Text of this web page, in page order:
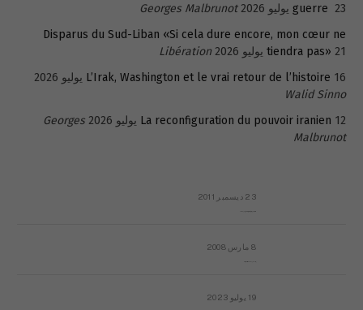
guerre 23 يوليو 2026
Georges Malbrunot
Disparus du Sud-Liban «Si cela dure encore, mon cœur ne
tiendra pas» 21 يوليو 2026
Libération
L’Irak, Washington et le vrai retour de l’histoire 16 يوليو 2026
Walid Sinno
La reconfiguration du pouvoir iranien 12 يوليو 2026
Georges
Malbrunot
23 ديسمبر 2011
8 مارس 2008
19 يوليو 2023